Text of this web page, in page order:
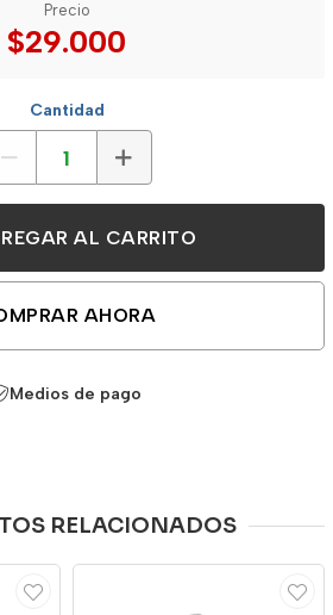
Precio
$29.000
Cantidad
AL CARRITO
AHORA
Medios de pago
RELACIONADOS